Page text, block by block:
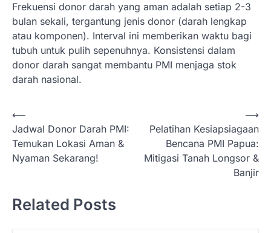
Frekuensi donor darah yang aman adalah setiap 2-3
bulan sekali, tergantung jenis donor (darah lengkap
atau komponen). Interval ini memberikan waktu bagi
tubuh untuk pulih sepenuhnya. Konsistensi dalam
donor darah sangat membantu PMI menjaga stok
darah nasional.
N
a
v
a
⟵
Jadwal Donor Darah PMI:
Temukan Lokasi Aman &
Nyaman Sekarang!
Pelatihan Kesiapsiagaan
Bencana PMI Papua:
Mitigasi Tanah Longsor &
Banjir
⟶
Related Posts